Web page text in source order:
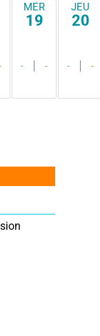
MER
19
- -
JEU
20
- -